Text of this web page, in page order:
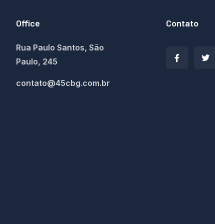
Office
Rua Paulo Santos, São
Paulo, 245
contato@45cbg.com.br
Contato